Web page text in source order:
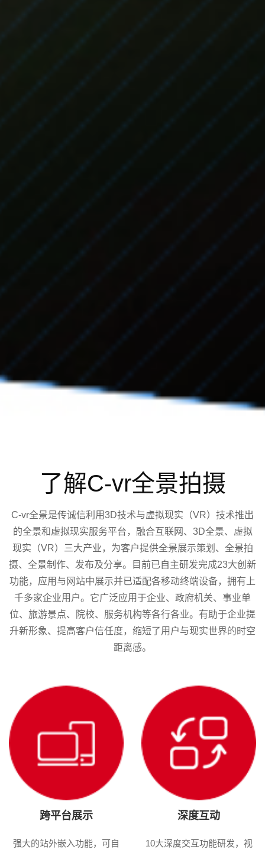
了解C-vr全景拍摄
C-vr全景是传诚信利用3D技术与虚拟现实（VR）技术推出
的全景和虚拟现实服务平台，融合互联网、3D全景、虚拟
现实（VR）三大产业，为客户提供全景展示策划、全景拍
摄、全景制作、发布及分享。目前已自主研发完成23大创新
功能，应用与网站中展示并已适配各移动终端设备，拥有上
千多家企业用户。它广泛应用于企业、政府机关、事业单
位、旅游景点、院校、服务机构等各行各业。有助于企业提
升新形象、提高客户信任度，缩短了用户与现实世界的时空
距离感。
跨平台展示
强大的站外嵌入功能，可自
深度互动
10大深度交互功能研发，视